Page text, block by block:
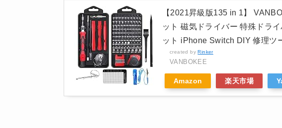
【2021昇級版135 in 1】
ット 磁気ドライバー 特殊ドラ
ット iPhone Switch DIY 修理ツ
created byRinker
VANBOKEE
Amazon 楽天市場